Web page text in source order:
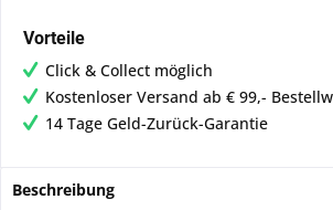
Vorteile
Click & Collect möglich
Kostenloser Versand ab € 99,-
14 Tage Geld-Zurück-Garantie
Beschreibung